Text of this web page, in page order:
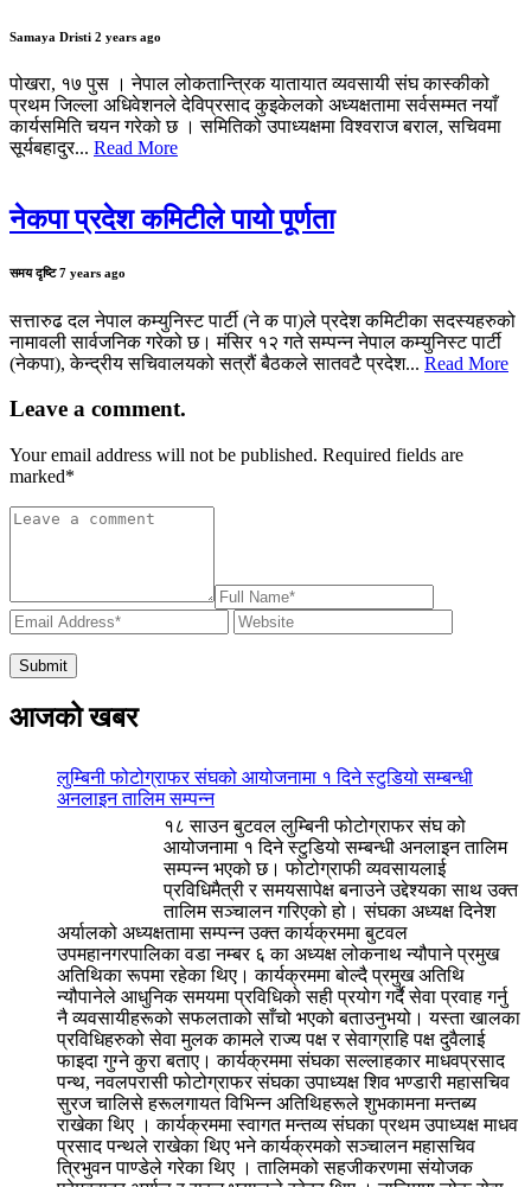
Samaya Dristi 2 years ago
पोखरा, १७ पुस । नेपाल लोकतान्त्रिक यातायात व्यवसायी संघ कास्कीको
प्रथम जिल्ला अधिवेशनले देविप्रसाद कुइकेलको अध्यक्षतामा सर्वसम्मत नयाँ
कार्यसमिति चयन गरेको छ । समितिको उपाध्यक्षमा विश्वराज बराल, सचिवमा
सूर्यबहादुर... Read More
नेकपा प्रदेश कमिटीले पायो पूर्णता
समय दृष्टि7 years ago
सत्तारुढ दल नेपाल कम्युनिस्ट पार्टी (ने क पा)ले प्रदेश कमिटीका सदस्यहरुको
नामावली सार्वजनिक गरेको छ। मंसिर १२ गते सम्पन्न नेपाल कम्युनिस्ट पार्टी
(नेकपा), केन्द्रीय सचिवालयको सत्रौं बैठकले सातवटै प्रदेश... Read More
Leave a comment.
Your email address will not be published. Required fields are
marked*
आजको खबर
लुम्बिनी फोटोग्राफर संघको आयोजनामा १ दिने स्टुडियो सम्बन्धी
अनलाइन तालिम सम्पन्न
१८ साउन बुटवल लुम्बिनी फोटोग्राफर संघ को
आयोजनामा १ दिने स्टुडियो सम्बन्धी अनलाइन तालिम
सम्पन्न भएको छ। फोटोग्राफी व्यवसायलाई
प्रविधिमैत्री र समयसापेक्ष बनाउने उद्देश्यका साथ उक्त
तालिम सञ्चालन गरिएको हो। संघका अध्यक्ष दिनेश
अर्यालको अध्यक्षतामा सम्पन्न उक्त कार्यक्रममा बुटवल
उपमहानगरपालिका वडा नम्बर ६ का अध्यक्ष लोकनाथ न्यौपाने प्रमुख
अतिथिका रूपमा रहेका थिए। कार्यक्रममा बोल्दै प्रमुख अतिथि
न्यौपानेले आधुनिक समयमा प्रविधिको सही प्रयोग गर्दै सेवा प्रवाह गर्नु
नै व्यवसायीहरूको सफलताको साँचो भएको बताउनुभयो। यस्ता खालका
प्रविधिहरुको सेवा मुलक कामले राज्य पक्ष र सेवाग्राहि पक्ष दुवैलाई
फाइदा गुग्ने कुरा बताए। कार्यक्रममा संघका सल्लाहकार माधवप्रसाद
पन्थ, नवलपरासी फोटोग्राफर संघका उपाध्यक्ष शिव भण्डारी महासचिव
सुरज चालिसे हरूलगायत विभिन्न अतिथिहरूले शुभकामना मन्तब्य
राखेका थिए । कार्यक्रममा स्वागत मन्तव्य संघका प्रथम उपाध्यक्ष माधव
प्रसाद पन्थले राखेका थिए भने कार्यक्रमको सञ्चालन महासचिव
त्रिभुवन पाण्डेले गरेका थिए । तालिमको सहजीकरणमा संयोजक